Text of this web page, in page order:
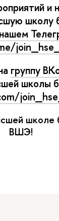
и
школу
руппу
школы
школе
ШЭ!